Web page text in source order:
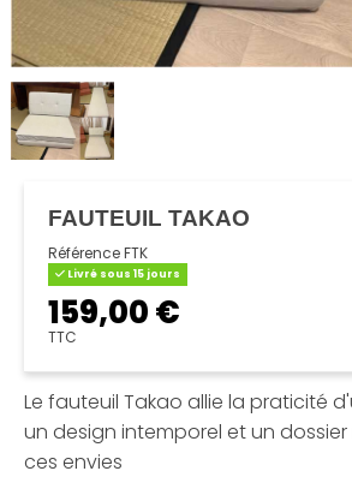
FAUTEUIL TAKAO
RéférenceFTK
Livré sous 15 jours
159,00 €
TTC
Le fauteuil Takao allie la praticité
un design intemporel et un
ces envies